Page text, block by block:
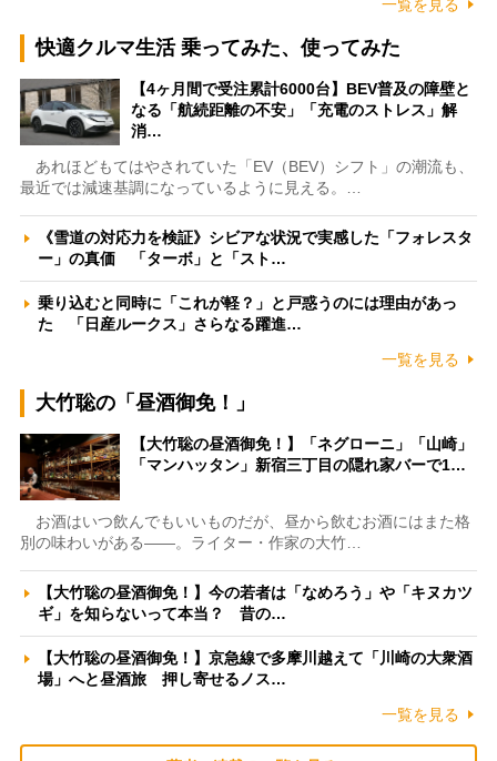
一覧を見る
快適クルマ生活 乗ってみた、使ってみた
【4ヶ月間で受注累計6000台】BEV普及の障壁と
なる「航続距離の不安」「充電のストレス」解
消…
あれほどもてはやされていた「EV（BEV）シフト」の潮流も、
最近では減速基調になっているように見える。…
《雪道の対応力を検証》シビアな状況で実感した「フォレスタ
ー」の真価 「ターボ」と「スト…
乗り込むと同時に「これが軽？」と戸惑うのには理由があっ
た 「日産ルークス」さらなる躍進…
一覧を見る
大竹聡の「昼酒御免！」
【大竹聡の昼酒御免！】「ネグローニ」「山崎」
「マンハッタン」新宿三丁目の隠れ家バーで1…
お酒はいつ飲んでもいいものだが、昼から飲むお酒にはまた格
別の味わいがある――。ライター・作家の大竹…
【大竹聡の昼酒御免！】今の若者は「なめろう」や「キヌカツ
ギ」を知らないって本当？ 昔の…
【大竹聡の昼酒御免！】京急線で多摩川越えて「川崎の大衆酒
場」へと昼酒旅 押し寄せるノス…
一覧を見る